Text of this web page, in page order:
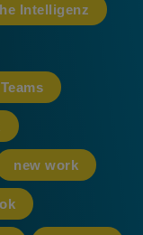
Intelligenz
new work